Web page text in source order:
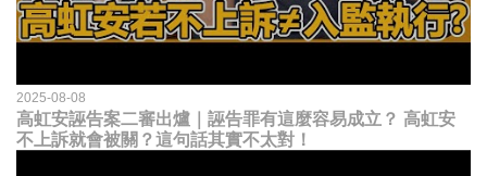
2025-08-08
高虹安誣告案二審出爐｜誣告罪有這麼容易成立？ 高虹安
不上訴就會被關？這句話其實不太對！